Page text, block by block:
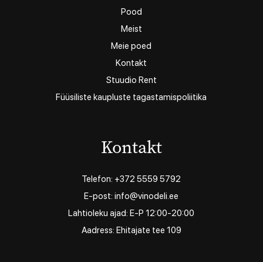
Pood
Meist
Meie poed
Kontakt
Stuudio Rent
Füüsiliste kaupluste tagastamispoliitika
Kontakt
Telefon: +372 5559 5792
E-post: info@vinodeli.ee
Lahtioleku ajad: E-P 12:00-20:00
Aadress: Ehitajate tee 109